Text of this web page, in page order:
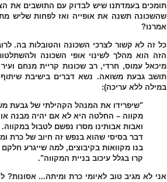
תומכים בעמדתנו שיש לבדוק עם התושבים את
שהשכונה תשנה את אופייה ואז לפחות שליש
אמרנו?
כל זה לא קשור לצרכי השכונה והטובלות בה.
הזה הוא מהלך לשינוי אופי השכונה
מיכאל עמוס, חרדי, רב שכונות קריית מנחם ועיר
תושב גבעת משואה. נשא דברים בישיבת
במילה ללא עריכה):
"שיפרידו את המנהל הקהילתי של גבעת
מקווה – החלטה היא לא אם יהיה מבנה
ואבות אבותינו מסרו נפשם לטבול
דבר בסיסי שהוא בנפש זה חיוב של כרת
בנו מקוואות בקיבוצים, למה שייגרע
קרו בגלל עיכוב בניית המקווה".
אני לא מגיב טוב לאיומי כרת ומיתה...